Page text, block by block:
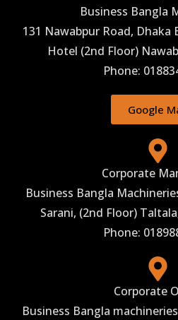
Business Bangla
131 Nawabpur Road,
Hotel (2nd Floor)
Phone:
Google
Phone:
Corporate
Business Bangla
Sarani, (2nd Floor)
Corporate
Business Bangla